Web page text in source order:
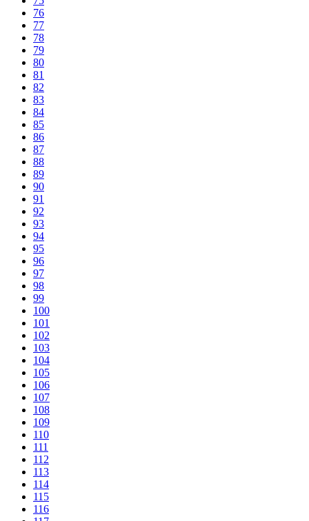
76
77
78
79
80
81
82
83
84
85
86
87
88
89
90
91
92
93
94
95
96
97
98
99
100
101
102
103
104
105
106
107
108
109
110
111
112
113
114
115
116